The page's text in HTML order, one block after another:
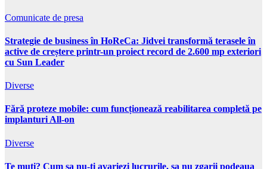
Comunicate de presa
Strategie de business în HoReCa: Jidvei transformă terasele în
active de creștere printr-un proiect record de 2.600 mp exteriori
cu Sun Leader
Diverse
Fără proteze mobile: cum funcționează reabilitarea completă pe
implanturi All-on
Diverse
Te muti? Cum sa nu-ti avariezi lucrurile, sa nu zgarii podeaua